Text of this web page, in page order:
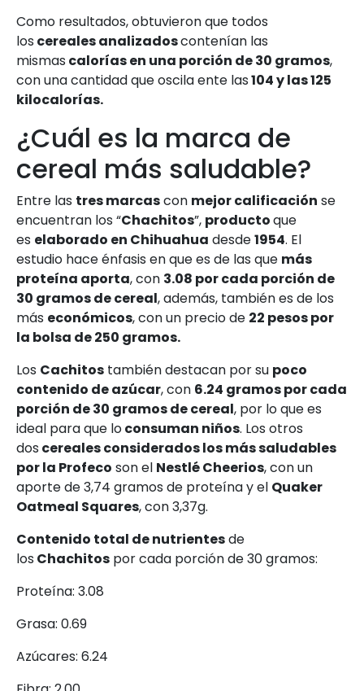
Como resultados, obtuvieron que todos
los cereales analizadoscontenían las
mismas calorías en una porción de 30 gramos,
con una cantidad que oscila ente las104 y las 125
kilocalorías.
¿Cuál es la marca de
cereal más saludable?
Entre las tres marcascon mejor calificación se
encuentran los “Chachitos”, productoque
es elaborado en Chihuahua desde1954. El
estudio hace énfasis en que es de las que más
proteína aporta, con 3.08 por cada porción de
30 gramos de cereal, además, también es de los
más económicos, con un precio de 22 pesos por
la bolsa de 250 gramos.
Los Cachitos también destacan por su poco
contenido de azúcar, con 6.24 gramos por cada
porción de 30 gramos de cereal, por lo que es
ideal para que loconsuman niños. Los otros
dos cereales considerados los más saludables
por la Profeco son el Nestlé Cheerios, con un
aporte de 3,74 gramos de proteína y el Quaker
Oatmeal Squares, con 3,37g.
Contenido total de nutrientesde
los Chachitos por cada porción de 30 gramos:
Proteína: 3.08
Grasa: 0.69
Azúcares: 6.24